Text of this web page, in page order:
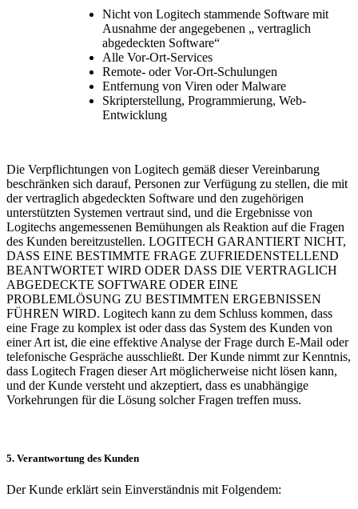
Nicht von Logitech stammende Software mit
Ausnahme der angegebenen „ vertraglich
abgedeckten Software“
Alle Vor-Ort-Services
Remote- oder Vor-Ort-Schulungen
Entfernung von Viren oder Malware
Skripterstellung, Programmierung, Web-
Entwicklung
Die Verpflichtungen von Logitech gemäß dieser Vereinbarung
beschränken sich darauf, Personen zur Verfügung zu stellen, die mit
der vertraglich abgedeckten Software und den zugehörigen
unterstützten Systemen vertraut sind, und die Ergebnisse von
Logitechs angemessenen Bemühungen als Reaktion auf die Fragen
des Kunden bereitzustellen. LOGITECH GARANTIERT NICHT,
DASS EINE BESTIMMTE FRAGE ZUFRIEDENSTELLEND
BEANTWORTET WIRD ODER DASS DIE VERTRAGLICH
ABGEDECKTE SOFTWARE ODER EINE
PROBLEMLÖSUNG ZU BESTIMMTEN ERGEBNISSEN
FÜHREN WIRD. Logitech kann zu dem Schluss kommen, dass
eine Frage zu komplex ist oder dass das System des Kunden von
einer Art ist, die eine effektive Analyse der Frage durch E-Mail oder
telefonische Gespräche ausschließt. Der Kunde nimmt zur Kenntnis,
dass Logitech Fragen dieser Art möglicherweise nicht lösen kann,
und der Kunde versteht und akzeptiert, dass es unabhängige
Vorkehrungen für die Lösung solcher Fragen treffen muss.
5. Verantwortung des Kunden
Der Kunde erklärt sein Einverständnis mit Folgendem: